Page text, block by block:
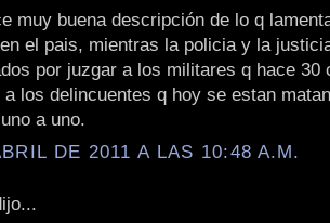
muy buena descripción de lo q
el pais, mientras la policia y la
por juzgar a los militares q hace 30
a los delincuentes q hoy se estan
a uno.
DE 2011 A LAS 10:48 A.M.